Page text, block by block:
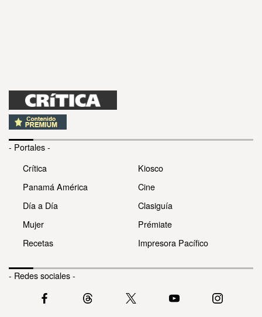
- Portales -
Crítica
Panamá América
Día a Día
Mujer
Recetas
Kiosco
Cine
Clasiguía
Prémiate
Impresora Pacífico
- Redes sociales -